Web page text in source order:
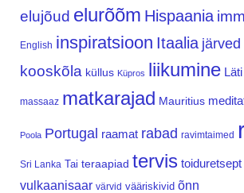
elujõud elurõõm Hispaania
English inspiratsioon Itaalia järved
kooskõla küllus Küpros liikumine Läti
massaaz matkarajad Mauritius
Poola Portugal raamat rabad ravimtaimed
Sri Lanka Tai teraapiad tervis toiduretsept
vulkaanisaar värvid vääriskivid õnn